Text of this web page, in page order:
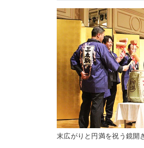
末広がりと円満を祝う鏡開